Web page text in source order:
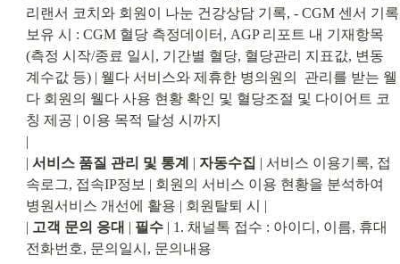
리랜서 코치와 회원이 나눈 건강상담 기록, - CGM 센서 기록
보유 시 : CGM 혈당 측정데이터, AGP 리포트 내 기재항목
(측정 시작/종료 일시, 기간별 혈당, 혈당관리 지표값, 변동
계수값 등) | 웰다 서비스와 제휴한 병의원의  관리를 받는 웰
다 회원의 웰다 사용 현황 확인 및 혈당조절 및 다이어트 코
칭 제공 | 이용 목적 달성 시까지
|
| 서비스 품질 관리 및 통계 | 자동수집 | 서비스 이용기록, 접
속로그, 접속IP정보 | 회원의 서비스 이용 현황을 분석하여
병원서비스 개선에 활용 | 회원탈퇴 시 |
| 고객 문의 응대 | 필수 | 1. 채널톡 접수 : 아이디, 이름, 휴대
전화번호, 문의일시, 문의내용